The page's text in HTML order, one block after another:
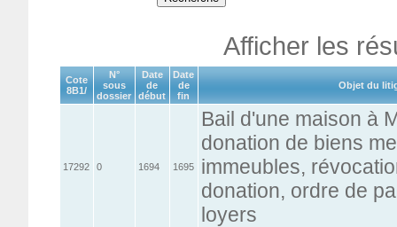
Afficher les
Cote
8B1/
N°
sous
dossier
Date
de
début
Date
de
fin
Objet du
17292 0 1694 1695
Bail d'une maison à
donation de biens
immeubles,
donation, ordre de
loyers